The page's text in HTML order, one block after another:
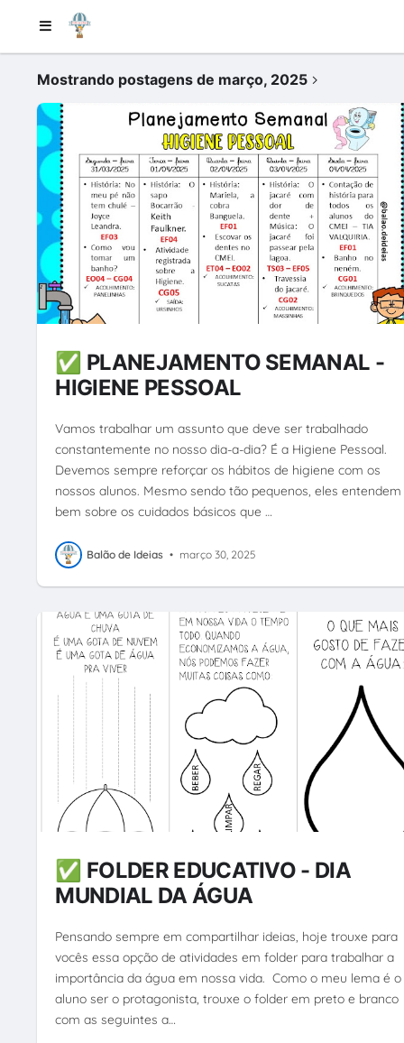
Mostrando postagens de março, 2025
✅ PLANEJAMENTO SEMANAL -
HIGIENE PESSOAL
Vamos trabalhar um assunto que deve ser trabalhado
constantemente no nosso dia-a-dia? É a Higiene Pessoal.
Devemos sempre reforçar os hábitos de higiene com os
nossos alunos. Mesmo sendo tão pequenos, eles entendem
bem sobre os cuidados básicos que …
Balão de Ideias • março 30, 2025
✅ FOLDER EDUCATIVO - DIA
MUNDIAL DA ÁGUA
Pensando sempre em compartilhar ideias, hoje trouxe para
vocês essa opção de atividades em folder para trabalhar a
importância da água em nossa vida. Como o meu lema é o
aluno ser o protagonista, trouxe o folder em preto e branco
com as seguintes a…